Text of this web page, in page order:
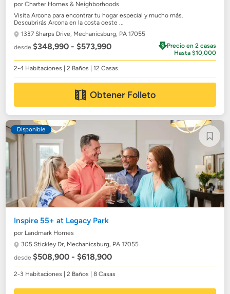
por Charter Homes & Neighborhoods
Visita Arcona para encontrar tu hogar especial y mucho más.
Descubrirás Arcona en la costa oeste ...
1337 Sharps Drive, Mechanicsburg, PA 17055
desde$348,990 - $573,990
Precio en 2 casas
Hasta $10,000
2-4 Habitaciones | 2 Baños | 12 Casas
Obtener Folleto
Disponible
Inspire 55+ at Legacy Park
por Landmark Homes
305 Stickley Dr, Mechanicsburg, PA 17055
desde$508,900 - $618,900
2-3 Habitaciones | 2 Baños | 8 Casas